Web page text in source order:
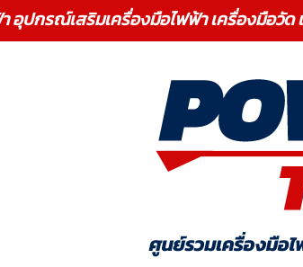
อุปกรณ์เสริมเครื่องมือไฟฟ้า เครื่องมือวั